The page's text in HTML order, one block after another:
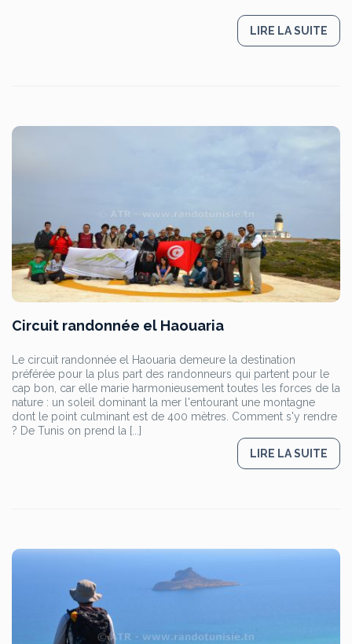
LIRE LA SUITE
Circuit randonnée el Haouaria
Le circuit randonnée el Haouaria demeure la destination
préférée pour la plus part des randonneurs qui partent pour le
cap bon, car elle marie harmonieusement toutes les forces de la
nature : un soleil dominant la mer l'entourant une montagne
dont le point culminant est de 400 mètres. Comment s'y rendre
? De Tunis on prend la [...]
LIRE LA SUITE